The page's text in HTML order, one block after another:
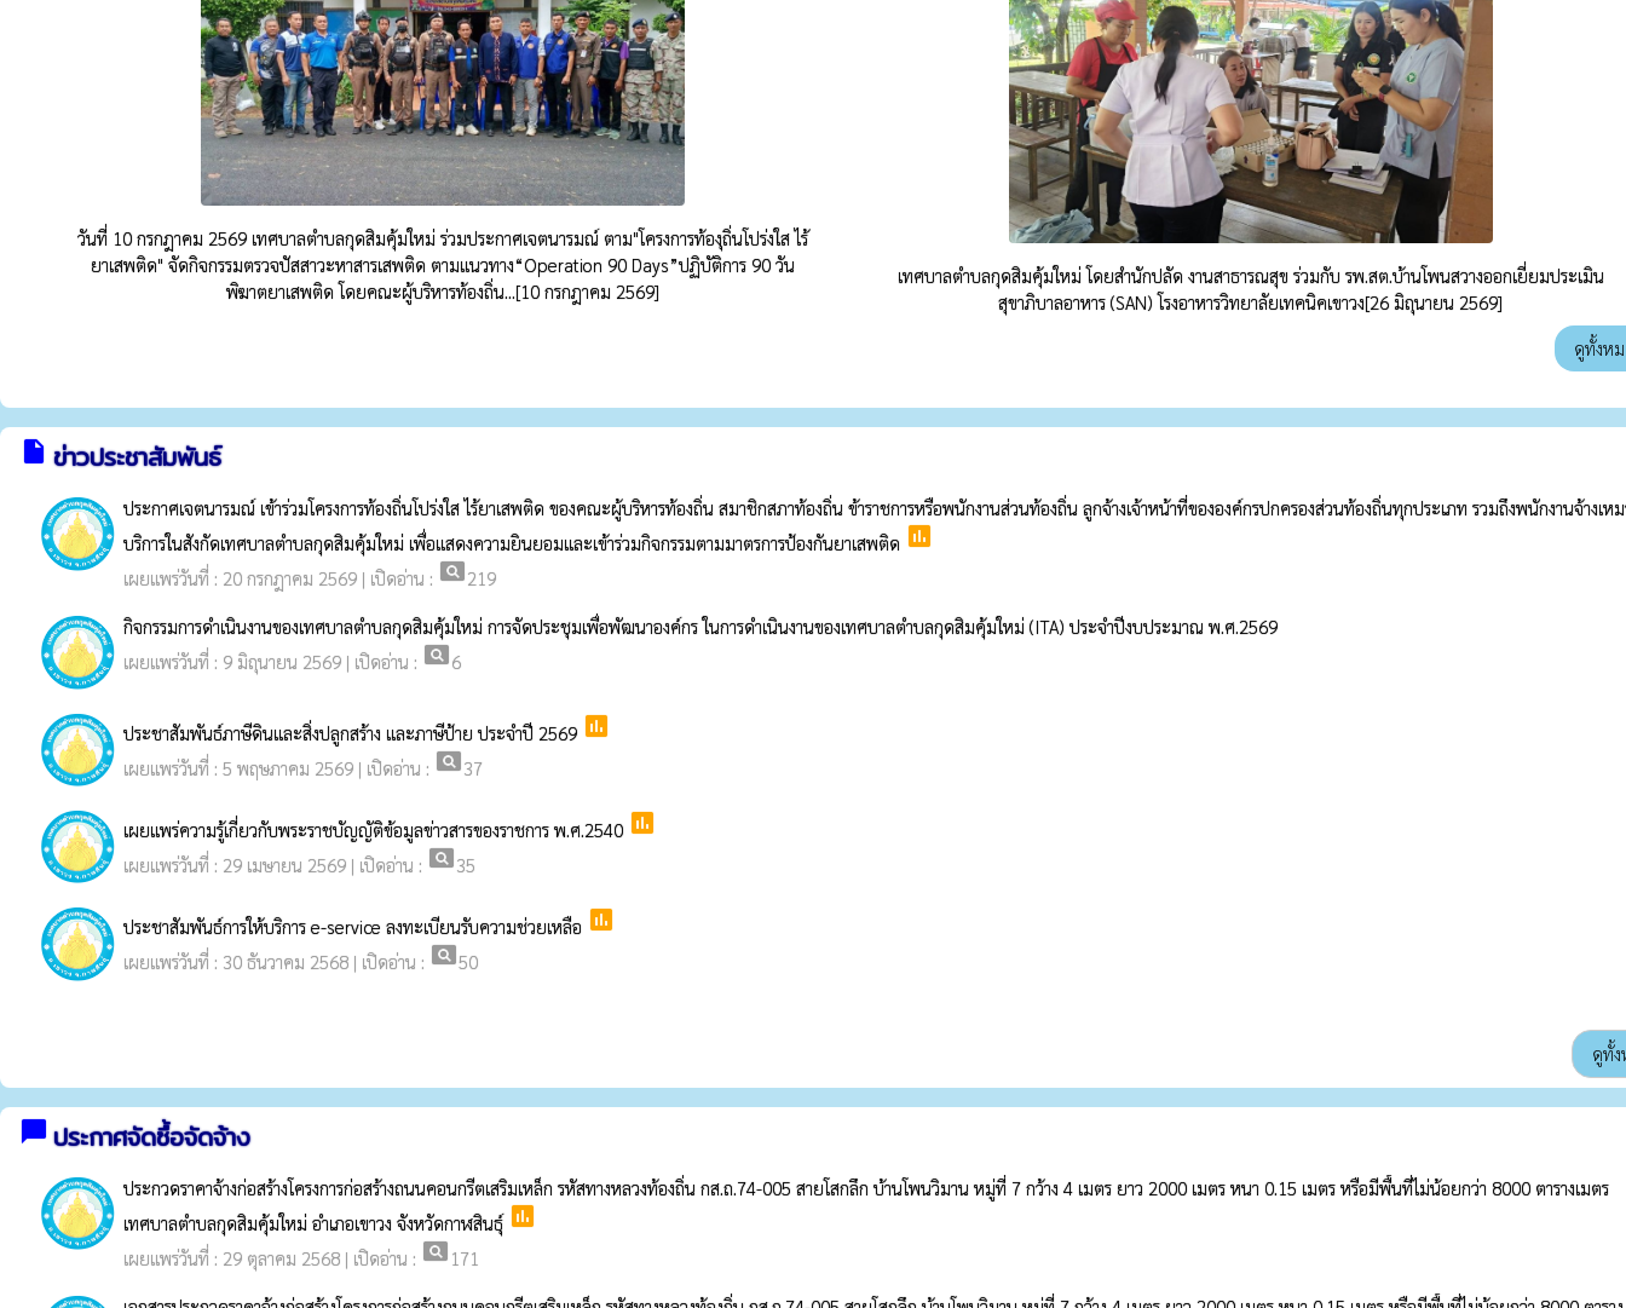
วันที่ 10 กรกฎาคม 2569 เทศบาลตำบลกุดสิมคุ้มใหม่ ร่วมประกาศเจตนารมณ์ ตาม"โครงการท้องุถิ่นโปร่งใส ไร้
ยาเสพติด" จัดกิจกรรมตรวจปัสสาวะหาสารเสพติด ตามแนวทาง“Operation 90 Days”ปฏิบัติการ 90 วัน
พิฆาตยาเสพติด โดยคณะผู้บริหารท้องถิ่น...[10 กรกฎาคม 2569]
เทศบาลตำบลกุดสิมคุ้มใหม่ โดยสำนักปลัด งานสาธารณสุข ร่วมกับ รพ.สต.บ้านโพนสวางออกเยี่ยมประเมิน
สุขาภิบาลอาหาร (SAN) โรงอาหารวิทยาลัยเทคนิคเขาวง[26 มิถุนายน 2569]
ดูทั้งห
insert_drive_file ข่าวประชาสัมพันธ์
ประกาศเจตนารมณ์ เข้าร่วมโครงการท้องถิ่นโปร่งใส ไร้ยาเสพติด ของคณะผู้บริหารท้องถิ่น สมาชิกสภาท้องถิ่น ข้าราชการหรือพนักงานส่วนท้องถิ่น ลูกจ้างเจ้าหน้าที่ขององค์กรปกครองส่วนท้องถิ่นทุกประเภท รวมถึงพนักงานจ้างเห
บริการในสังกัดเทศบาลตำบลกุดสิมคุ้มใหม่ เพื่อแสดงความยินยอมและเข้าร่วมกิจกรรมตามมาตรการป้องกันยาเสพติด poll
เผยแพร่วันที่ : 20 กรกฎาคม 2569 | เปิดอ่าน : pageview219
กิจกรรมการดำเนินงานของเทศบาลตำบลกุดสิมคุ้มใหม่ การจัดประชุมเพื่อพัฒนาองค์กร ในการดำเนินงานของเทศบาลตำบลกุดสิมคุ้มใหม่ (ITA) ประจำปีงบประมาณ พ.ศ.2569
เผยแพร่วันที่ : 9 มิถุนายน 2569 | เปิดอ่าน : pageview6
ประชาสัมพันธ์ภาษีดินและสิ่งปลูกสร้าง และภาษีป้าย ประจำปี 2569 poll
เผยแพร่วันที่ : 5 พฤษภาคม 2569 | เปิดอ่าน : pageview37
เผยแพร่ความรู้เกี่ยวกับพระราชบัญญัติข้อมูลข่าวสารของราชการ พ.ศ.2540 poll
เผยแพร่วันที่ : 29 เมษายน 2569 | เปิดอ่าน : pageview35
ประชาสัมพันธ์การให้บริการ e-service ลงทะเบียนรับความช่วยเหลือ poll
เผยแพร่วันที่ : 30 ธันวาคม 2568 | เปิดอ่าน : pageview50
ดูทั้
chat_bubble ประกาศจัดซื้อจัดจ้าง
ประกวดราคาจ้างก่อสร้างโครงการก่อสร้างถนนคอนกรีตเสริมเหล็ก รหัสทางหลวงท้องถิ่น กส.ถ.74-005 สายโสกลึก บ้านโพนวิมาน หมู่ที่ 7 กว้าง 4 เมตร ยาว 2000 เมตร หนา 0.15 เมตร หรือมีพื้นที่ไม่น้อยกว่า 8000 ตารางเมตร
เทศบาลตำบลกุดสิมคุ้มใหม่ อำเภอเขาวง จังหวัดกาฬสินธุ์ poll
เผยแพร่วันที่ : 29 ตุลาคม 2568 | เปิดอ่าน : pageview 171